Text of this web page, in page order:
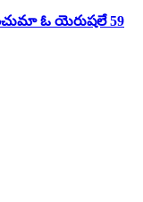
ఓ యెరుషలే 59